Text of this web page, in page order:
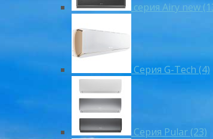
серия Airy new
Серия G-Tech (4)
Серия Pular (23)